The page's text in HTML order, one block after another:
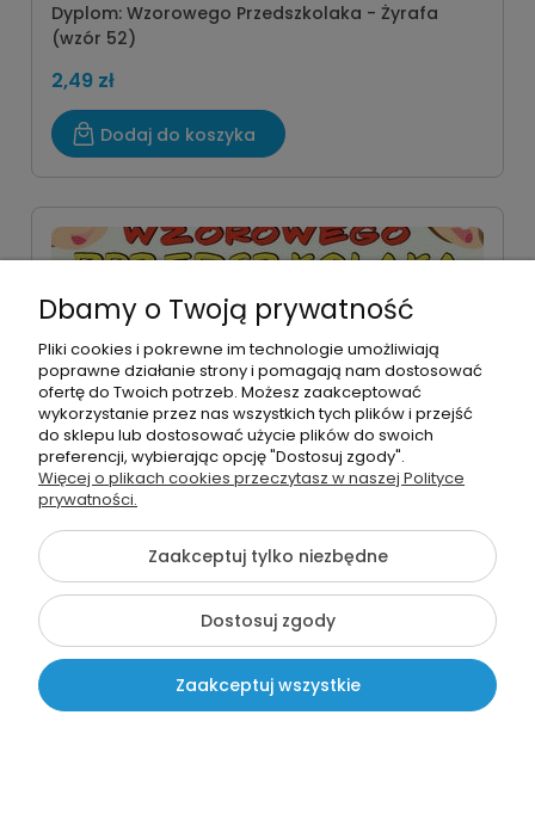
Dyplom: Wzorowego Przedszkolaka - Żyrafa
(wzór 52)
2,49 zł
Dodaj do koszyka
EDUIDEA
Dodaj do koszyka
Dbamy o Twoją prywatność
Pliki cookies i pokrewne im technologie umożliwiają
poprawne działanie strony i pomagają nam dostosować
ofertę do Twoich potrzeb. Możesz zaakceptować
wykorzystanie przez nas wszystkich tych plików i przejść
do sklepu lub dostosować użycie plików do swoich
preferencji, wybierając opcję "Dostosuj zgody".
Więcej o plikach cookies przeczytasz w naszej Polityce
prywatności.
Zaakceptuj tylko niezbędne
Dostosuj zgody
Zaakceptuj wszystkie